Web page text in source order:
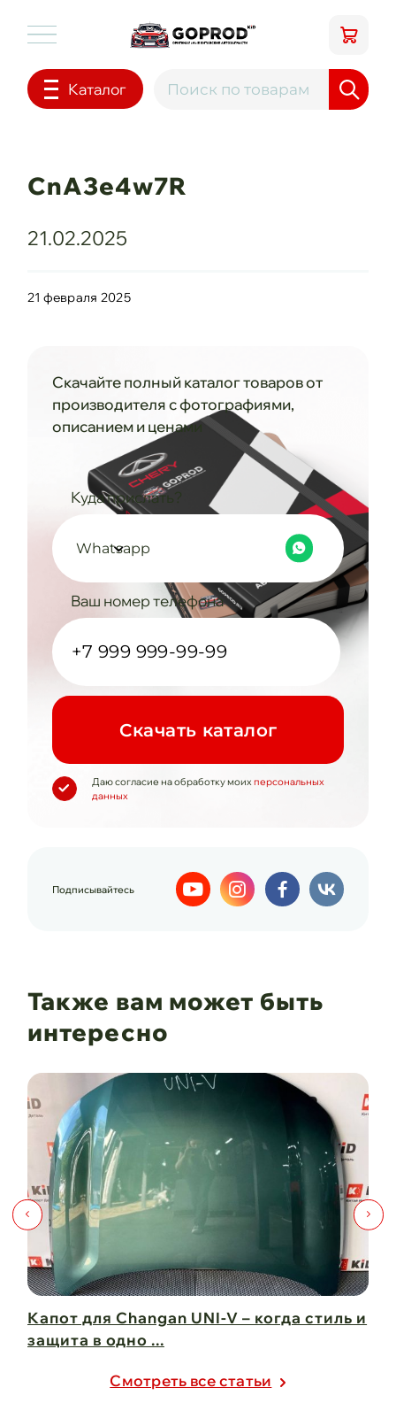
Каталог
CnA3e4w7R
21.02.2025
21 февраля 2025
Скачайте полный каталог товаров от
производителя с фотографиями,
описанием и ценами
Куда прислать?
Whatsapp
Ваш номер телефона
Cкачать каталог
Даю согласие на обработку моих персональных
данных
Подписывайтесь
Также вам может быть
интересно
Капот для Changan UNI-V – когда стиль и
защита в одно ...
Cмотреть все статьи